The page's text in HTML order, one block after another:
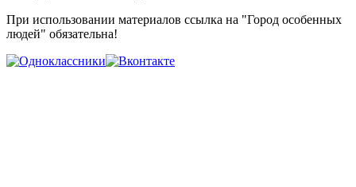
При использовании материалов ссылка на "Город особенных
людей" обязательна!